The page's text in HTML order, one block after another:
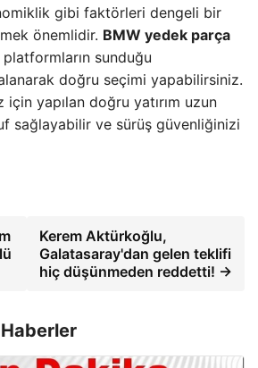
gibi faktörleri dengeli bir
önemlidir. BMW yedek parça
sunduğu
doğru seçimi yapabilirsiniz.
için yapılan doğru yatırım uzun
sağlayabilir ve sürüş güvenliğinizi
Kerem Aktürkoğlu,
Galatasaray'dan gelen teklifi
hiç düşünmeden reddetti! →